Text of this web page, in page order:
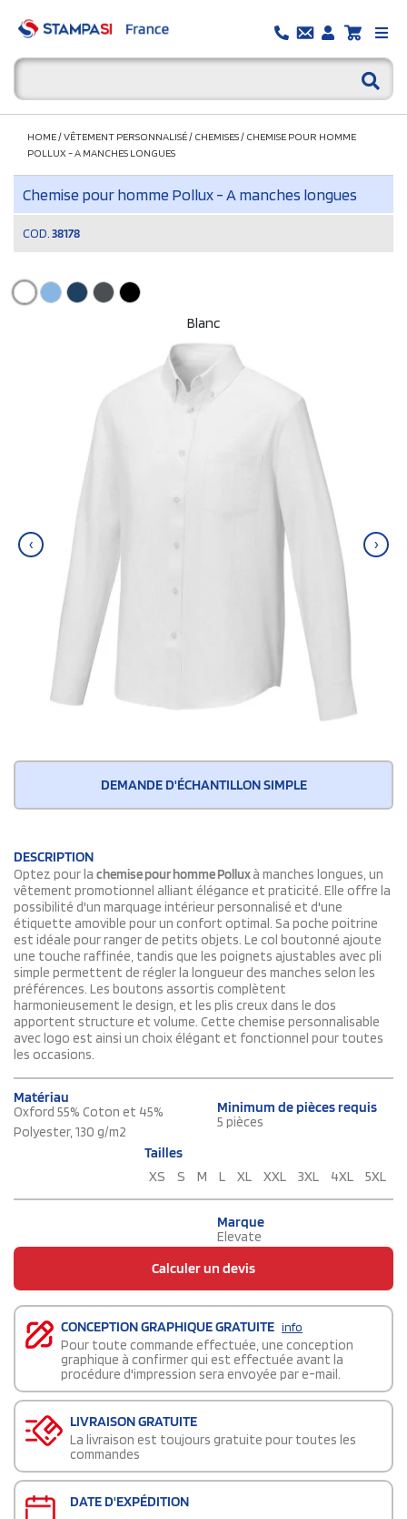
HOME/VÊTEMENT PERSONNALISÉ/ CHEMISES/ CHEMISE POUR HOMME
POLLUX - A MANCHES LONGUES
Chemise pour homme Pollux - A manches longues
COD. 38178
Blanc
‹ ›
DEMANDE D'ÉCHANTILLON SIMPLE
DESCRIPTION
Optez pour la chemise pour homme Polluxà manches longues, un
vêtement promotionnel alliant élégance et praticité. Elle offre la
possibilité d'un marquage intérieur personnalisé et d'une
étiquette amovible pour un confort optimal. Sa poche poitrine
est idéale pour ranger de petits objets. Le col boutonné ajoute
une touche raffinée, tandis que les poignets ajustables avec pli
simple permettent de régler la longueur des manches selon les
préférences. Les boutons assortis complètent
harmonieusement le design, et les plis creux dans le dos
apportent structure et volume. Cette chemise personnalisable
avec logo est ainsi un choix élégant et fonctionnel pour toutes
les occasions.
Matériau
Oxford 55% Coton et 45%
Polyester, 130 g/m2
Minimum de pièces requis
5 pièces
Tailles
XS
S M L XL XXL 3XL 4XL 5XL
Marque
Elevate
Calculer un devis
CONCEPTION GRAPHIQUE GRATUITE info
Pour toute commande effectuée, une conception
graphique à confirmer qui est effectuée avant la
procédure d'impression sera envoyée par e-mail.
LIVRAISON GRATUITE
La livraison est toujours gratuite pour toutes les
commandes
DATE D'EXPÉDITION